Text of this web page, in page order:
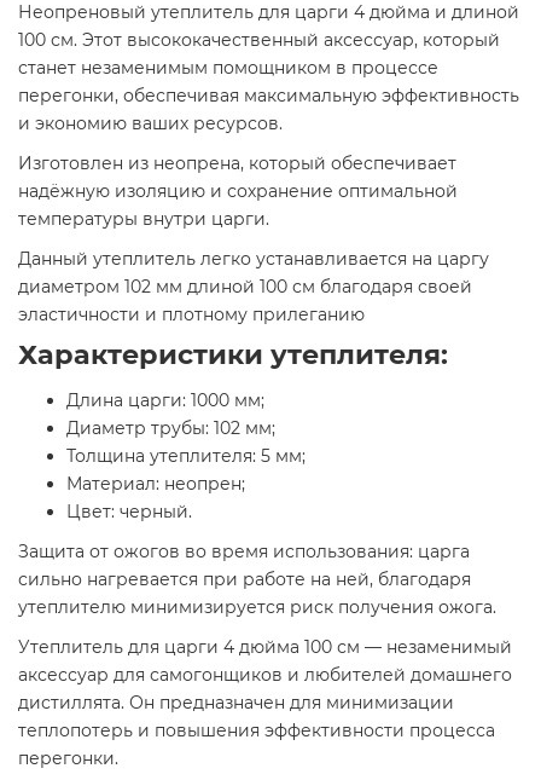
Неопреновый утеплитель для царги 4 дюйма и длиной
100 см. Этот высококачественный аксессуар, который
станет незаменимым помощником в процессе
перегонки, обеспечивая максимальную эффективность
и экономию ваших ресурсов.
Изготовлен из неопрена, который обеспечивает
надёжную изоляцию и сохранение оптимальной
температуры внутри царги.
Данный утеплитель легко устанавливается на царгу
диаметром 102 мм длиной 100 см благодаря своей
эластичности и плотному прилеганию
Характеристики утеплителя:
Длина царги: 1000 мм;
Диаметр трубы: 102 мм;
Толщина утеплителя: 5 мм;
Материал: неопрен;
Цвет: черный.
Защита от ожогов во время использования: царга
сильно нагревается при работе на ней, благодаря
утеплителю минимизируется риск получения ожога.
Утеплитель для царги 4 дюйма 100 см — незаменимый
аксессуар для самогонщиков и любителей домашнего
дистиллята. Он предназначен для минимизации
теплопотерь и повышения эффективности процесса
перегонки.